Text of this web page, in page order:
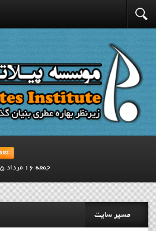
جمعه 16 مرداد 1405
مسیر سایت